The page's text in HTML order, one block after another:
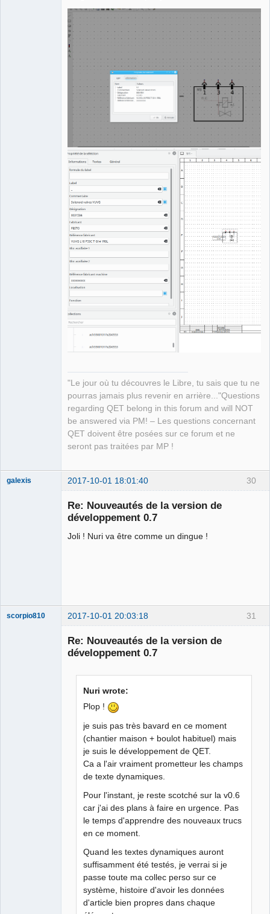
"Le jour où tu découvres le Libre, tu sais que tu ne
pourras jamais plus revenir en arrière..."Questions
regarding QET belong in this forum and will NOT
be answered via PM! – Les questions concernant
QET doivent être posées sur ce forum et ne
seront pas traitées par MP !
30
galexis 2017-10-01 18:01:40
Re: Nouveautés de la version de
développement 0.7
Joli ! Nuri va être comme un dingue !
31
scorpio810 2017-10-01 20:03:18
Re: Nouveautés de la version de
développement 0.7
Nuri wrote:
Plop !
je suis pas très bavard en ce moment
(chantier maison + boulot habituel) mais
je suis le développement de QET.
Ca a l'air vraiment prometteur les champs
de texte dynamiques.
Pour l'instant, je reste scotché sur la v0.6
car j'ai des plans à faire en urgence. Pas
le temps d'apprendre des nouveaux trucs
en ce moment.
Quand les textes dynamiques auront
suffisamment été testés, je verrai si je
passe toute ma collec perso sur ce
système, histoire d'avoir les données
d'article bien propres dans chaque